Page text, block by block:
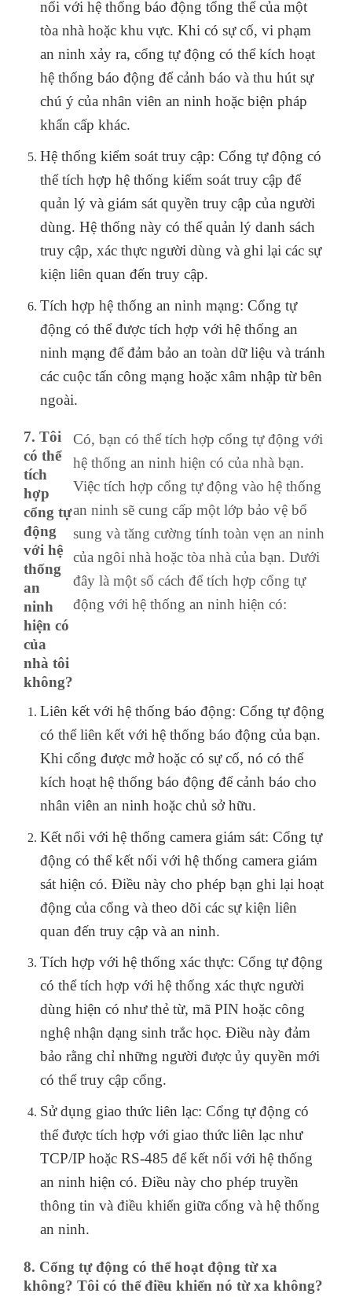
nối với hệ thống báo động tổng thể của một
tòa nhà hoặc khu vực. Khi có sự cố, vi phạm
an ninh xảy ra, cổng tự động có thể kích hoạt
hệ thống báo động để cảnh báo và thu hút sự
chú ý của nhân viên an ninh hoặc biện pháp
khẩn cấp khác.
Hệ thống kiểm soát truy cập: Cổng tự động có
thể tích hợp hệ thống kiểm soát truy cập để
quản lý và giám sát quyền truy cập của người
dùng. Hệ thống này có thể quản lý danh sách
truy cập, xác thực người dùng và ghi lại các sự
kiện liên quan đến truy cập.
Tích hợp hệ thống an ninh mạng: Cổng tự
động có thể được tích hợp với hệ thống an
ninh mạng để đảm bảo an toàn dữ liệu và tránh
các cuộc tấn công mạng hoặc xâm nhập từ bên
ngoài.
7. Tôi
có thể
tích
hợp
cổng tự
động
với hệ
thống
an
ninh
hiện có
của
nhà tôi
không?
Có, bạn có thể tích hợp cổng tự động với
hệ thống an ninh hiện có của nhà bạn.
Việc tích hợp cổng tự động vào hệ thống
an ninh sẽ cung cấp một lớp bảo vệ bổ
sung và tăng cường tính toàn vẹn an ninh
của ngôi nhà hoặc tòa nhà của bạn. Dưới
đây là một số cách để tích hợp cổng tự
động với hệ thống an ninh hiện có:
Liên kết với hệ thống báo động: Cổng tự động
có thể liên kết với hệ thống báo động của bạn.
Khi cổng được mở hoặc có sự cố, nó có thể
kích hoạt hệ thống báo động để cảnh báo cho
nhân viên an ninh hoặc chủ sở hữu.
Kết nối với hệ thống camera giám sát: Cổng tự
động có thể kết nối với hệ thống camera giám
sát hiện có. Điều này cho phép bạn ghi lại hoạt
động của cổng và theo dõi các sự kiện liên
quan đến truy cập và an ninh.
Tích hợp với hệ thống xác thực: Cổng tự động
có thể tích hợp với hệ thống xác thực người
dùng hiện có như thẻ từ, mã PIN hoặc công
nghệ nhận dạng sinh trắc học. Điều này đảm
bảo rằng chỉ những người được ủy quyền mới
có thể truy cập cổng.
Sử dụng giao thức liên lạc: Cổng tự động có
thể được tích hợp với giao thức liên lạc như
TCP/IP hoặc RS-485 để kết nối với hệ thống
an ninh hiện có. Điều này cho phép truyền
thông tin và điều khiển giữa cổng và hệ thống
an ninh.
8. Cổng tự động có thể hoạt động từ xa
không? Tôi có thể điều khiển nó từ xa không?